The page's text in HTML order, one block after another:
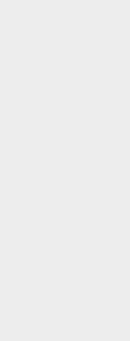
juin